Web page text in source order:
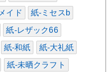
イド 紙-ミセスb
紙-レザック66
紙-和紙 紙-大礼紙
紙-未晒クラフト